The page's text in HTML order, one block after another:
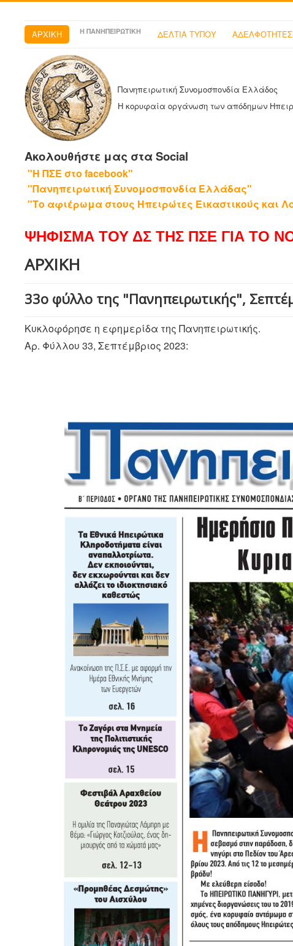
ΑΡΧΙΚΗ Η ΠΑΝΗΠΕΙΡΩΤΙΚΗ ΔΕΛΤΙΑ ΤΥΠΟΥ
Πανηπειρωτική Συνομοσπονδία Ελλάδος
Η κορυφαία οργάνωση των απόδημων
Ακολουθήστε μας στα Social
"Η ΠΣΕ στο facebook"
"Πανηπειρωτική Συνομοσπονδία Ελλάδας"
"Το αφιέρωμα στους Ηπειρώτες Εικαστικούς και
ΨΗΦΙΣΜΑ ΤΟΥ ΔΣ ΤΗΣ ΠΣΕ ΓΙΑ ΤΟ
ΑΡΧΙΚΗ
33ο φύλλο της "Πανηπειρωτικής",
Κυκλοφόρησε η εφημερίδα της Πανηπειρωτικής.
Αρ. Φύλλου 33, Σεπτέμβριος 2023: